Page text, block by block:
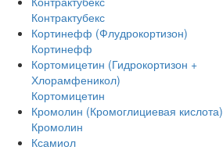
Контрактубекс
Кортинефф (Флудрокортизон)
Кортинефф
Кортомицетин (Гидрокортизон +
Хлорамфеникол)
Кортомицетин
Кромолин (Кромоглициевая кислота)
Кромолин
Ксамиол